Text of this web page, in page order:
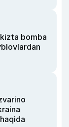
bomba